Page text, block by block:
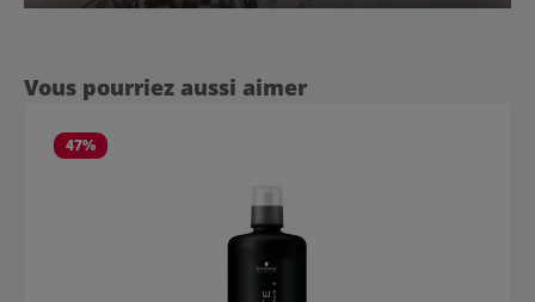
Ignorer la galerie de produits
Vous pourriez aussi aimer
47%